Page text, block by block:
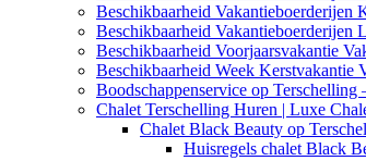
Beschikbaarheid Vakantieboerderijen
Beschikbaarheid Vakantieboerderijen
Beschikbaarheid Voorjaarsvakantie
Beschikbaarheid Week Kerstvakantie
Boodschappenservice op
Chalet Terschelling Huren | Luxe
Chalet Black Beauty op
Huisregels chalet Black